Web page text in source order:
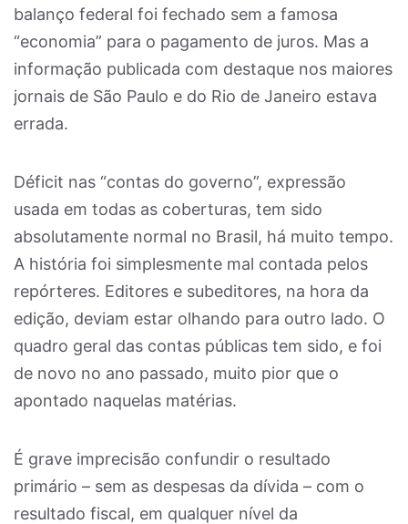
balanço federal foi fechado sem a famosa
“economia” para o pagamento de juros. Mas a
informação publicada com destaque nos maiores
jornais de São Paulo e do Rio de Janeiro estava
errada.
Déficit nas “contas do governo”, expressão
usada em todas as coberturas, tem sido
absolutamente normal no Brasil, há muito tempo.
A história foi simplesmente mal contada pelos
repórteres. Editores e subeditores, na hora da
edição, deviam estar olhando para outro lado. O
quadro geral das contas públicas tem sido, e foi
de novo no ano passado, muito pior que o
apontado naquelas matérias.
É grave imprecisão confundir o resultado
primário ­– sem as despesas da dívida ­– com o
resultado fiscal, em qualquer nível da